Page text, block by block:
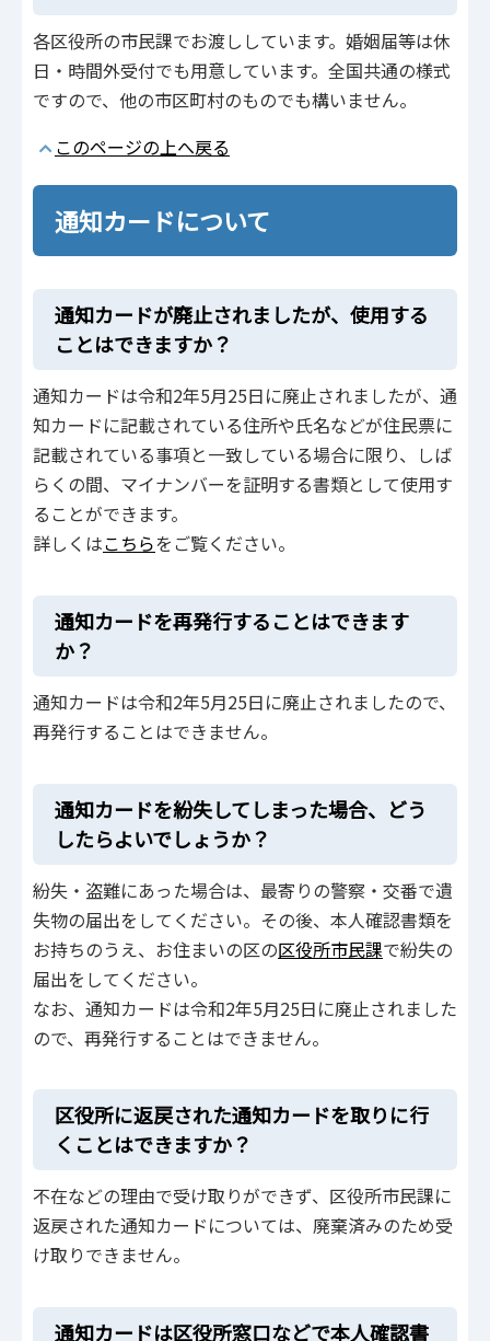
各区役所の市民課でお渡ししています。婚姻届等は休
日・時間外受付でも用意しています。全国共通の様式
ですので、他の市区町村のものでも構いません。
このページの上へ戻る
通知カードについて
通知カードが廃止されましたが、使用する
ことはできますか？
通知カードは令和2年5月25日に廃止されましたが、通
知カードに記載されている住所や氏名などが住民票に
記載されている事項と一致している場合に限り、しば
らくの間、マイナンバーを証明する書類として使用す
ることができます。
詳しくはこちらをご覧ください。
通知カードを再発行することはできます
か？
通知カードは令和2年5月25日に廃止されましたので、
再発行することはできません。
通知カードを紛失してしまった場合、どう
したらよいでしょうか？
紛失・盗難にあった場合は、最寄りの警察・交番で遺
失物の届出をしてください。その後、本人確認書類を
お持ちのうえ、お住まいの区の区役所市民課で紛失の
届出をしてください。
なお、通知カードは令和2年5月25日に廃止されました
ので、再発行することはできません。
区役所に返戻された通知カードを取りに行
くことはできますか？
不在などの理由で受け取りができず、区役所市民課に
返戻された通知カードについては、廃棄済みのため受
け取りできません。
通知カードは区役所窓口などで本人確認書